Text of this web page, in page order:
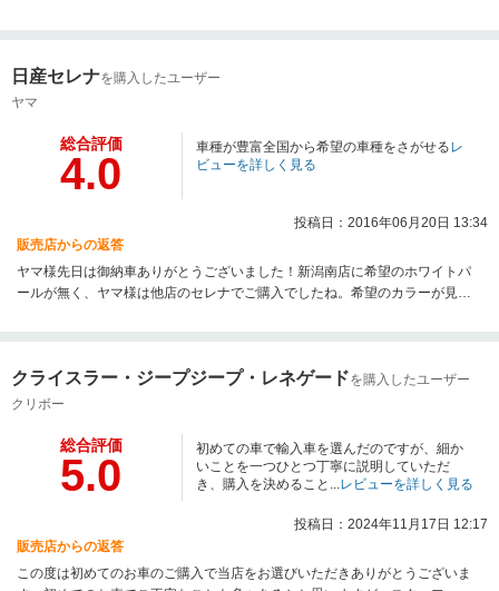
きる体制は整っておりますので、今後ともよろしくお願い致します。
日産セレナを購入したユーザー
ヤマ
総合評価
4.0
車種が豊富全国から希望の車種をさがせるレ
ビューを詳しく見る
投稿日：2016年06月20日 13:34
販売店からの返答
ヤマ様先日は御納車ありがとうございました！新潟南店に希望のホワイトパ
ールが無く、ヤマ様は他店のセレナでご購入でしたね。希望のカラーが見つ
クライスラー・ジープジープ・レネゲードを購入したユーザー
クリボー
総合評価
5.0
初めての車で輸入車を選んだのですが、細か
いことを一つひとつ丁寧に説明していただ
き、購入を決めること... レビューを詳しく見る
投稿日：2024年11月17日 12:17
販売店からの返答
この度は初めてのお車のご購入で当店をお選びいただきありがとうございま